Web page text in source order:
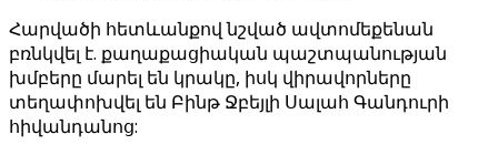
Հարվածի հետևանքով նշված ավտոմեքենան
բռնկվել է. քաղաքացիական պաշտպանության
խմբերը մարել են կրակը, իսկ վիրավորները
տեղափոխվել են Բինթ Ջբեյլի Սալահ Գանդուրի
հիվանդանոց: